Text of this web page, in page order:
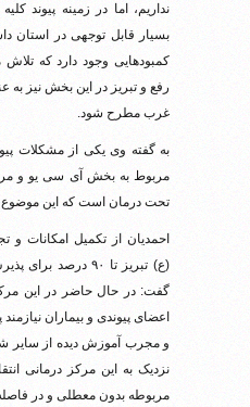
نداریم، اما در زمینه پیوند
بسیار قابل توجهی در استان
کمبودهایی وجود دارد که
رفع و تبریز در این بخش نیز
غرب مطرح شود.
به گفته وی یکی از مشکلات
مربوط به بخش آی سی یو و
تحت درمان است که این موضوع
احمدیان از تکمیل امکانات و
(ع) تبریز تا ۹۰ درصد
گفت: در حال حاضر در این
اعضای پیوندی و بیماران
و مجرب آموزش دیده از سایر
نزدیک به این مرکز درمانی
مربوطه بدون معطلی و در